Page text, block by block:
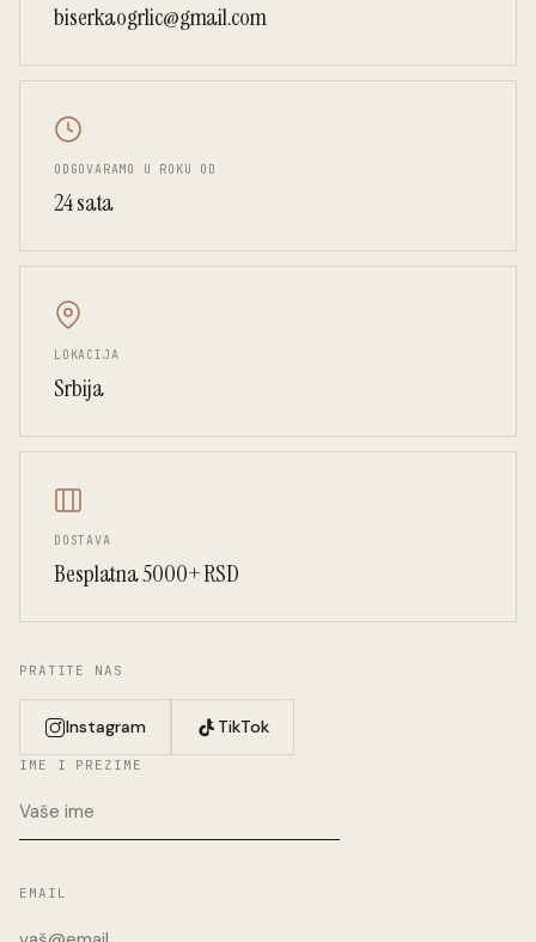
biserkaogrlic@gmail.com
ODGOVARAMO U ROKU OD
24 sata
LOKACIJA
Srbija
DOSTAVA
Besplatna 5000+ RSD
PRATITE NAS
Instagram TikTok
IME I PREZIME
EMAIL